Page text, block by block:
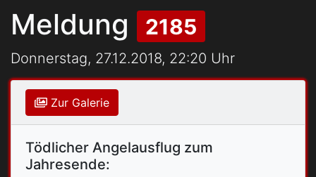
Meldung 2185
Donnerstag, 27.12.2018, 22:20 Uhr
Zur Galerie
Tödlicher Angelausflug zum
Jahresende: